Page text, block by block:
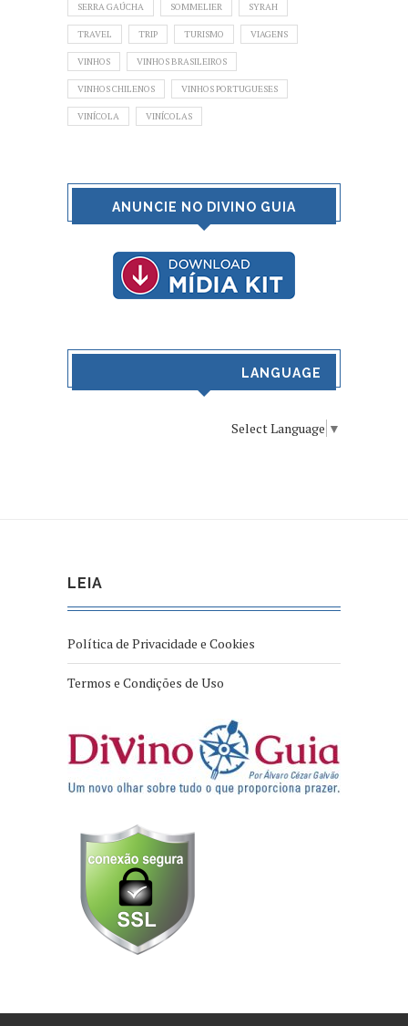
SERRA GAÚCHA SOMMELIER SYRAH
TRAVEL TRIP TURISMO VIAGENS
VINHOS VINHOS BRASILEIROS
VINHOS CHILENOS VINHOS PORTUGUESES
VINÍCOLA VINÍCOLAS
ANUNCIE NO DIVINO GUIA
LANGUAGE
Select Language ▼
LEIA
Política de Privacidade e Cookies
Termos e Condições de Uso